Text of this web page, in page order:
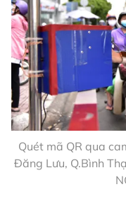
Quét mã QR qua
Đăng Lưu, Q.Bình